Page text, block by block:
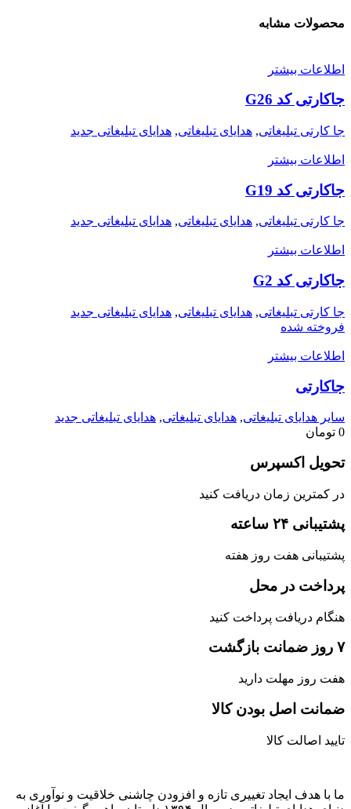
محصولات مشابه
اطلاعات بیشتر
جاکارتی کد G26
جا کارتی تبلیغاتی, هدایای تبلیغاتی, هدایای تبلیغاتی جدید
اطلاعات بیشتر
جاکارتی کد G19
جا کارتی تبلیغاتی, هدایای تبلیغاتی, هدایای تبلیغاتی جدید
اطلاعات بیشتر
جاکارتی کد G2
جا کارتی تبلیغاتی, هدایای تبلیغاتی, هدایای تبلیغاتی جدید
فروخته شده
اطلاعات بیشتر
جاکارتی
سایر هدایای تبلیغاتی, هدایای تبلیغاتی, هدایای تبلیغاتی جدید
0 تومان
تحویل اکسپرس
در کمترین زمان دریافت کنید
پشتیبانی ۲۴ ساعته
پشتیبانی هفت روز هفته
پرداخت در محل
هنگام دریافت پرداخت کنید
۷ روز ضمانت بازگشت
هفت روز مهلت دارید
ضمانت اصل‌ بودن کالا
تایید اصالت کالا
ما با هدف ایجاد تغییری تازه و افزودن چاشنی خلاقیت و نوآوری به